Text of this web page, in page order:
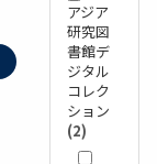
アジア
研究図
書館デ
ジタル
コレク
ション
(2)